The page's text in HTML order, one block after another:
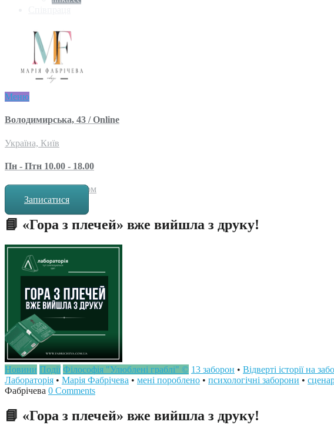
Меню
Володимирська, 43 / Online
Україна, Київ
Пн - Птн 10.00 - 18.00
за попереднім записом
Записатися
📘 «Гора з плечей» вже вийшла з друку!
Новини Події Філософія "Улюблені граблі" © 13 заборон • Відверті історії на
Лабораторія • Марія Фабрічева • мені пороблено • психологічні заборони •
Фабрічева 0 Comments
📘 «Гора з плечей» вже вийшла з друку!